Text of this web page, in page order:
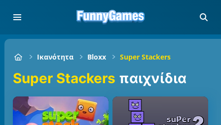
Ικανότητα Bloxx Super Stackers
Super Stackers παιχνίδια